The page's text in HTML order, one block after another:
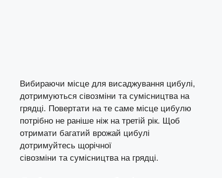
Вибираючи місце для висаджування цибулі,
дотримуються сівозміни та сумісництва на
грядці. Повертати на те саме місце цибулю
потрібно не раніше ніж на третій рік. Щоб
отримати багатий врожай цибулі
дотримуйтесь щорічної
сівозміни та сумісництва на грядці.